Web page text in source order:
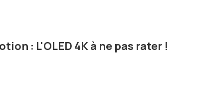
: L'OLED 4K à ne pas rater !